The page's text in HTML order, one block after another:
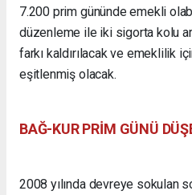
7.200 prim gününde emekli
düzenleme ile iki sigorta kolu
farkı kaldırılacak ve emeklilik
eşitlenmiş olacak.
BAĞ-KUR PRİM GÜNÜ
2008 yılında devreye sokulan